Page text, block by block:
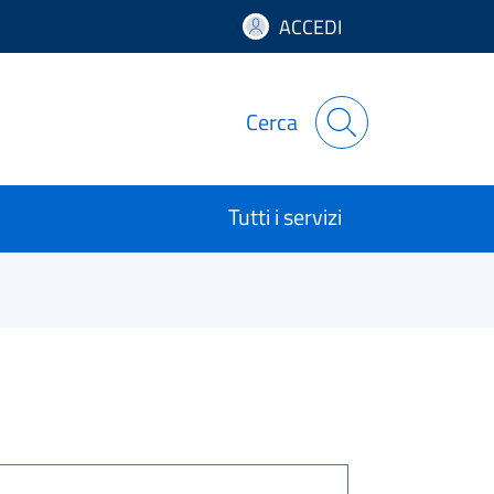
ACCEDI
Cerca
Tutti i servizi